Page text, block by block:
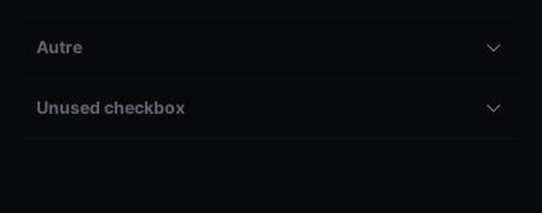
Autre
Unused checkbox